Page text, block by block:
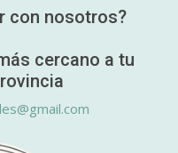
con nosotros?
cercano a tu